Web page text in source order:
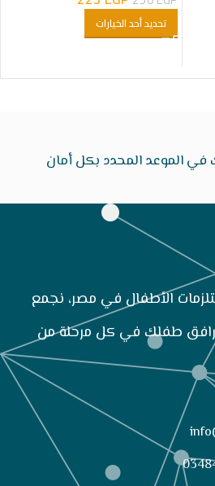
تحديد أحد الخيارات
الموعد المحدد بكل أمان
الأطفال في مصر، نجمع
لنرافق طفلك في كل مرحلة من